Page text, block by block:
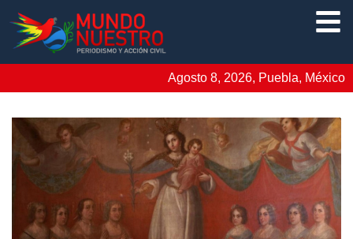
Agosto 8, 2026, Puebla, México